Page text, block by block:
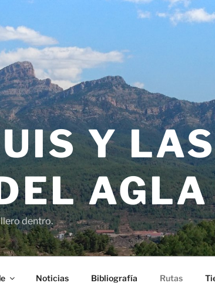
Y LAS
AGLA
dentro.
Noticias Bibliografía Rutas